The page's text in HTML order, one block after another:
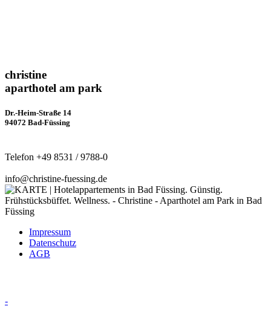
christine
aparthotel am park
Dr.-Heim-Straße 14
94072 Bad-Füssing
Telefon +49 8531 / 9788-0
info@christine-fuessing.de
Impressum
Datenschutz
AGB
-